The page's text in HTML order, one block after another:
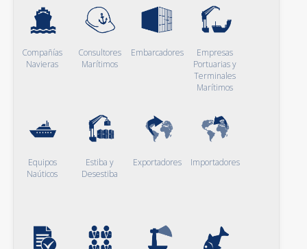
Compañías
Navieras
Consultores
Marítimos
Embarcadores
Empresas
Portuarias y
Terminales
Marítimos
Equipos
Naúticos
Estiba y
Desestiba
Exportadores Importadores